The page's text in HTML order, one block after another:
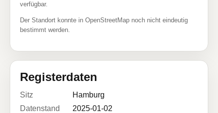
verfügbar.
Der Standort konnte in OpenStreetMap noch nicht eindeutig
bestimmt werden.
Registerdaten
Sitz
Hamburg
Datenstand
2025-01-02